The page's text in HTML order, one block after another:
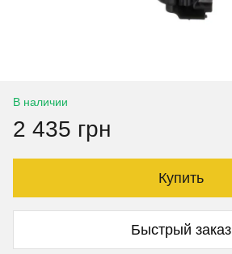
В наличии
2 435 грн
Купить
Быстрый заказ